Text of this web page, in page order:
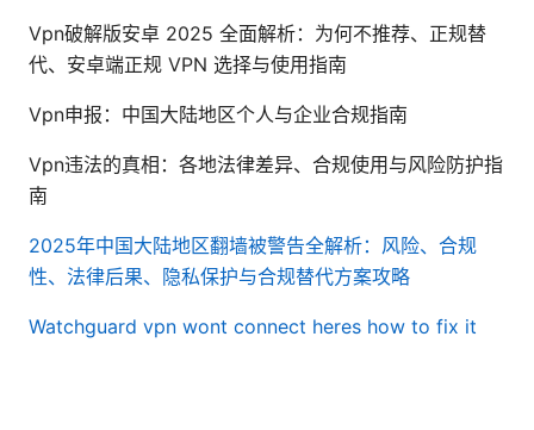
Vpn破解版安卓 2025 全面解析：为何不推荐、正规替
代、安卓端正规 VPN 选择与使用指南
Vpn申报：中国大陆地区个人与企业合规指南
Vpn违法的真相：各地法律差异、合规使用与风险防护指
南
2025年中国大陆地区翻墙被警告全解析：风险、合规
性、法律后果、隐私保护与合规替代方案攻略
Watchguard vpn wont connect heres how to fix it